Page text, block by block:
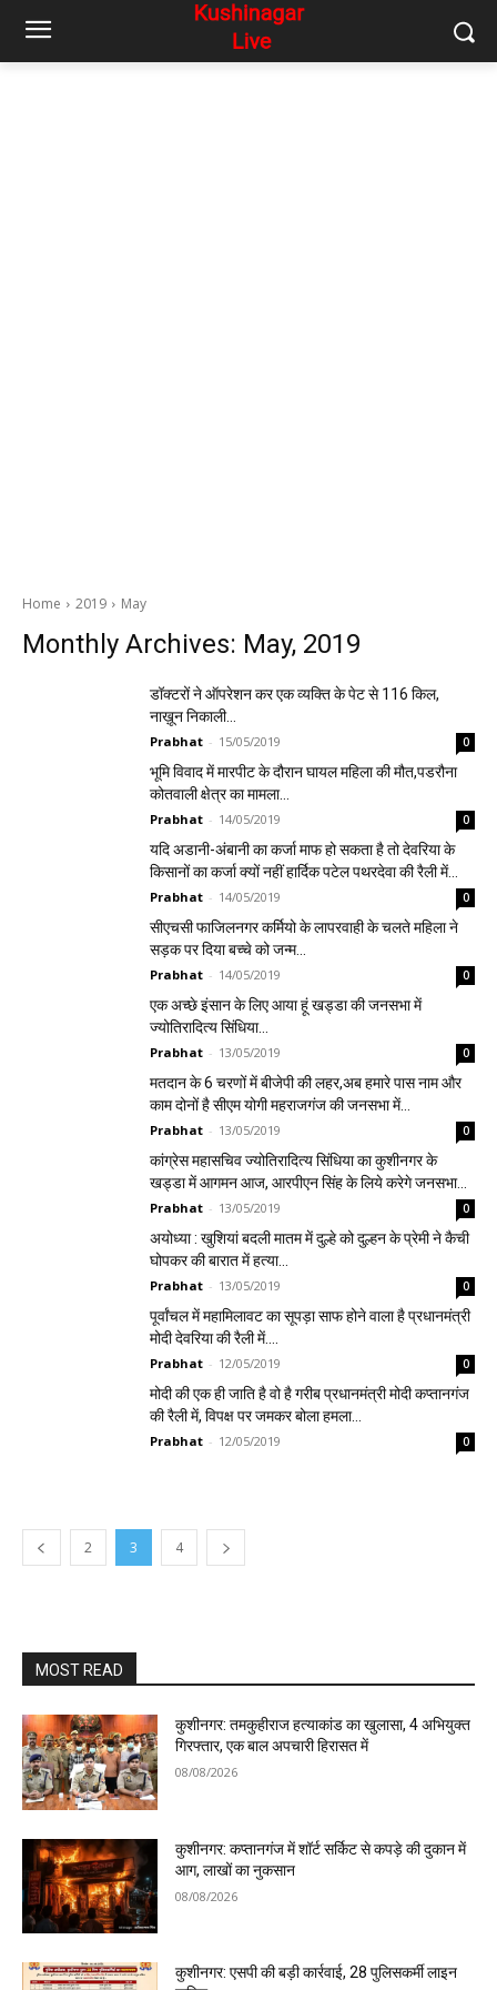
Home 2019 May
Monthly Archives: May, 2019
डॉक्टरों ने ऑपरेशन कर एक व्यक्ति के पेट से 116 किल,
नाख़ून निकाली…
Prabhat - 15/05/2019 0
भूमि विवाद में मारपीट के दौरान घायल महिला की मौत,पडरौना
कोतवाली क्षेत्र का मामला…
Prabhat - 14/05/2019 0
यदि अडानी-अंबानी का कर्जा माफ हो सकता है तो देवरिया के
किसानों का कर्जा क्यों नहीं हार्दिक पटेल पथरदेवा की रैली में…
Prabhat - 14/05/2019 0
सीएचसी फाजिलनगर कर्मियो के लापरवाही के चलते महिला ने
सड़क पर दिया बच्चे को जन्म…
Prabhat - 14/05/2019 0
एक अच्छे इंसान के लिए आया हूं खड्डा की जनसभा में
ज्योतिरादित्य सिंधिया…
Prabhat - 13/05/2019 0
मतदान के 6 चरणों में बीजेपी की लहर,अब हमारे पास नाम और
काम दोनों है सीएम योगी महराजगंज की जनसभा में…
Prabhat - 13/05/2019 0
कांग्रेस महासचिव ज्योतिरादित्य सिंधिया का कुशीनगर के
खड्डा में आगमन आज, आरपीएन सिंह के लिये करेगे जनसभा…
Prabhat - 13/05/2019 0
अयोध्या : खुशियां बदली मातम में दुल्हे को दुल्हन के प्रेमी ने कैची
घोपकर की बारात में हत्या…
Prabhat - 13/05/2019 0
पूर्वांचल में महामिलावट का सूपड़ा साफ होने वाला है प्रधानमंत्री
मोदी देवरिया की रैली में….
Prabhat - 12/05/2019 0
मोदी की एक ही जाति है वो है गरीब प्रधानमंत्री मोदी कप्तानगंज
की रैली में, विपक्ष पर जमकर बोला हमला…
Prabhat - 12/05/2019 0
2 3 4
MOST READ
कुशीनगर: तमकुहीराज हत्याकांड का खुलासा, 4 अभियुक्त
गिरफ्तार, एक बाल अपचारी हिरासत में
08/08/2026
कुशीनगर: कप्तानगंज में शॉर्ट सर्किट से कपड़े की दुकान में
आग, लाखों का नुकसान
08/08/2026
कुशीनगर: एसपी की बड़ी कार्रवाई, 28 पुलिसकर्मी लाइन